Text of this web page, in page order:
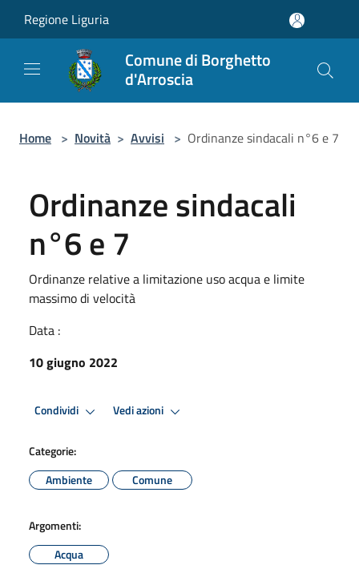
Regione Liguria
Comune di Borghetto
d'Arroscia
Home > Novità > Avvisi > Ordinanze sindacali n°6 e 7
Ordinanze sindacali
n°6 e 7
Ordinanze relative a limitazione uso acqua e limite
massimo di velocità
Data :
10 giugno 2022
Condividi Vedi azioni
Categorie:
Ambiente
Comune
Argomenti:
Acqua